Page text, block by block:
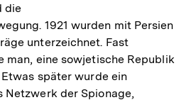
die
1921 wurden mit Persien
unterzeichnet. Fast
man, eine sowjetische Republik
später wurde ein
der Spionage,